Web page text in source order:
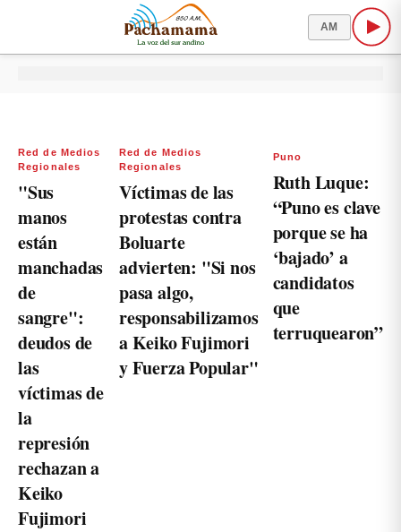
AM
Red de Medios
Regionales
"Sus
manos
están
manchadas
de
sangre":
deudos de
las
víctimas de
la
represión
rechazan a
Keiko
Fujimori
Red de Medios
Regionales
Víctimas de las
protestas contra
Boluarte
advierten: "Si nos
pasa algo,
responsabilizamos
a Keiko Fujimori
y Fuerza Popular"
Puno
Ruth Luque:
“Puno es clave
porque se ha
‘bajado’ a
candidatos
que
terruquearon”